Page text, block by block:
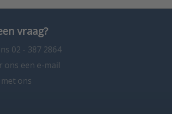
vraag?
02 - 387 2864
ons een e-mail
ons